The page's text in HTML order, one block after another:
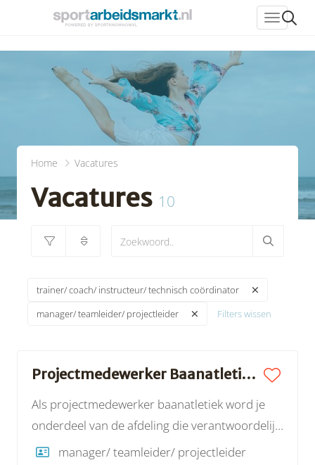
Home Vacatures
Vacatures 10
trainer/ coach/ instructeur/ technisch coördinator
manager/ teamleider/ projectleider
Filters wissen
Projectmedewerker Baanatletiek | Atletiekunie
Als projectmedewerker baanatletiek word je
onderdeel van de afdeling die verantwoordelijk
is voor de organisatie van de Nederlandse
manager/ teamleider/ projectleider